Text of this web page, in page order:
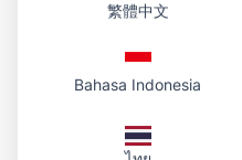
繁體中文
Bahasa Indonesia